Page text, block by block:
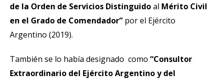
de la Orden de Servicios Distinguidoal Mérito Civil
en el Grado de Comendador” por el Ejército
Argentino (2019).
También se lo había designado como “Consultor
Extraordinario del Ejército Argentino y del